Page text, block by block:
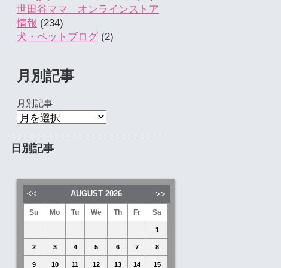
世田谷ママ オンラインストア
情報 (234)
犬・ペットブログ (2)
月別記事
月別記事
日別記事
AUGUST 2026
Su Mo Tu We Th Fr Sa
1
2 3 4 5 6 7 8
9 10 11 12 13 14 15